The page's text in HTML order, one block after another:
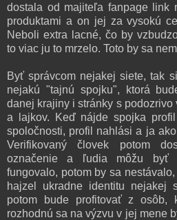
dostala od majiteľa fanpage link
produktami a on jej za vysokú
Neboli extra lacné, čo by
to viac ju to mrzelo. Toto by sa
Byť správcom nejakej siete, tak
nejakú "tajnú spojku", ktorá
danej krajiny i stránky s podozrivo
a lajkov. Keď nájde spojka
spoločnosti, profil nahlási a ja
Verifikovaný človek potom
označenie a ľudia môžu byť
fungovalo, potom by sa
hajzel ukradne identitu nejakej
potom bude profitovať z osôb,
rozhodnú sa na výzvu v jej mene